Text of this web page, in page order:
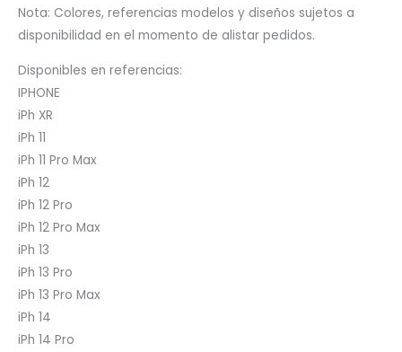
Nota: Colores, referencias modelos y diseños sujetos a
disponibilidad en el momento de alistar pedidos.
Disponibles en referencias:
IPHONE
iPh XR
iPh 11
iPh 11 Pro Max
iPh 12
iPh 12 Pro
iPh 12 Pro Max
iPh 13
iPh 13 Pro
iPh 13 Pro Max
iPh 14
iPh 14 Pro